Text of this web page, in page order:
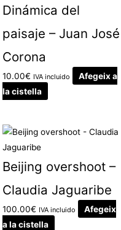
Dinámica del
paisaje – Juan José
Corona
10.00€ IVA incluido
Afegeix a
la cistella
Beijing overshoot –
Claudia Jaguaribe
100.00€ IVA incluido
Afegeix
a la cistella